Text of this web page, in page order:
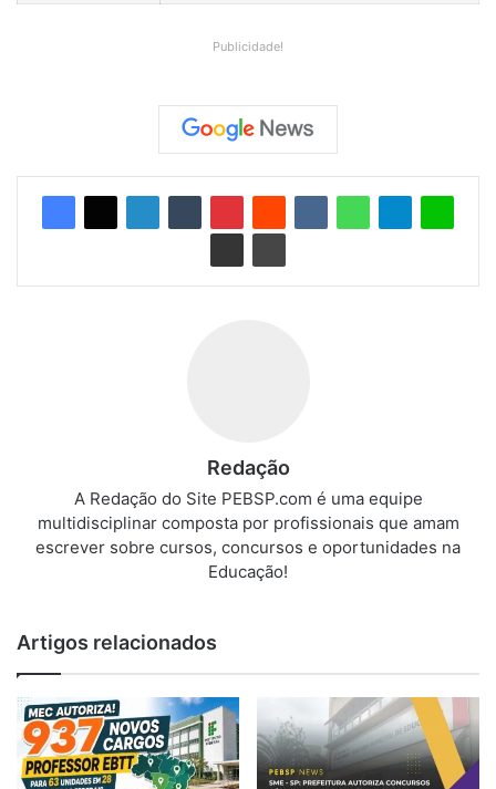
Publicidade!
Redação
A Redação do Site PEBSP.com é uma equipe
multidisciplinar composta por profissionais que amam
escrever sobre cursos, concursos e oportunidades na
Educação!
Artigos relacionados